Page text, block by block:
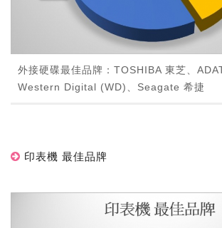
外接硬碟最佳品牌：TOSHIBA 東芝、
Western Digital (WD)、Seagate 希捷
印表機 最佳品牌